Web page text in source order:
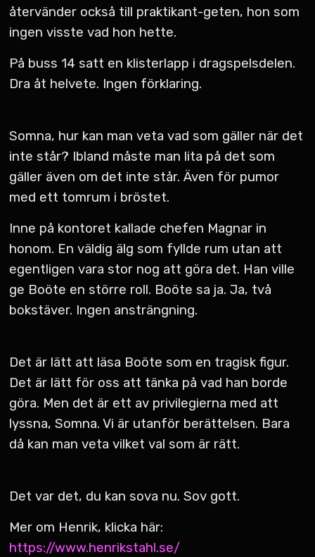
återvänder också till praktikant-geten, hon som
ingen visste vad hon hette.
På buss 14 satt en klisterlapp i dragspelsdelen.
Dra åt helvete. Ingen förklaring.
Somna, hur kan man veta vad som gäller när det
inte står? Ibland måste man lita på det som
gäller även om det inte står. Även för pumor
med ett tomrum i bröstet.
Inne på kontoret kallade chefen Magnar in
honom. En väldig älg som fyllde rum utan att
egentligen vara stor nog att göra det. Han ville
ge Boöte en större roll. Boöte sa ja. Ja, två
bokstäver. Ingen ansträngning.
Det är lätt att läsa Boöte som en tragisk figur.
Det är lätt för oss att tänka på vad han borde
göra. Men det är ett av privilegierna med att
lyssna, Somna. Vi är utanför berättelsen. Bara
då kan man veta vilket val som är rätt.
Det var det, du kan sova nu. Sov gott.
Mer om Henrik, klicka här:
https://www.henrikstahl.se/